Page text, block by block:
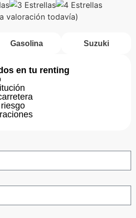
valoración todavía)
Gasolina Suzuki
en tu renting